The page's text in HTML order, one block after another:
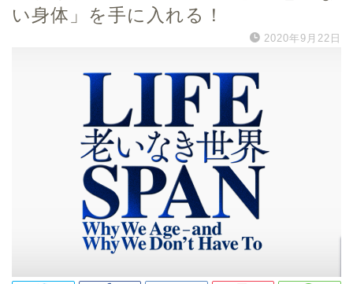
い身体」を手に入れる！
2020年9月22日